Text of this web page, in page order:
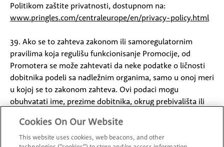
Politikom zaštite privatnosti, dostupnom na:
www.pringles.com/centraleurope/en/privacy-policy.html
39. Ako se to zahteva zakonom ili samoregulatornim
pravilima koja regulišu funkcionisanje Promocije, od
Promotera se može zahtevati da neke podatke o ličnosti
dobitnika podeli sa nadležnim organima, samo u onoj meri
u kojoj se to zakonom zahteva. Ovi podaci mogu
obuhvatati ime, prezime dobitnika, okrug prebivališta ili
podeli.
Cookies On Our Website
This website uses cookies, web beacons, and other